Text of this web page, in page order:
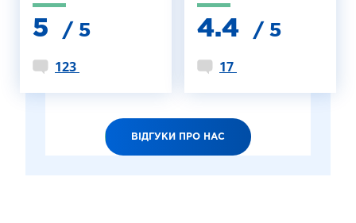
5 / 5
123
4.4 / 5
17
ВІДГУКИ ПРО НАС